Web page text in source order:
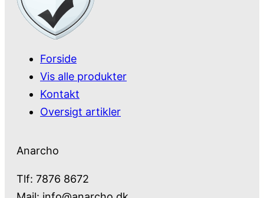
Forside
Vis alle produkter
Kontakt
Oversigt artikler
Anarcho
Tlf: 7876 8672